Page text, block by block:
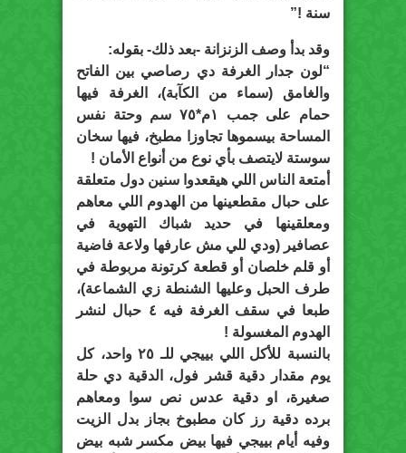
سنة !”
وقد بدأ وصف الزنزانة -بعد ذلك- بقوله:
“لون جدار الغرفة دي رصاصي بين الفاتح
والغامق (سماء من الكآبة)، الغرفة فيها
حمام على جمب ١م*٧٥ سم وحتة نفس
المساحة بيسموها تجاوزا مطبخ، فيها سخان
سوستة لايتصف بأي نوع من أنواع الأمان !
أمتعة الناس اللي هيقعدوا سنين دول متعلقة
على حبال مقطعينها من الهدوم اللي معاهم
ومعلقينها في حديد شباك التهوية في
عصافير (ودي للي مش عارفها ولاعة فاضية
أو قلم خلصان أو قطعة كرتونة مربوطة في
طرف الحبل وعليها الشنطة زي الشماعة)،
طبعا في سقف الغرفة فيه ٤ حبال لنشر
الهدوم المغسولة !
بالنسبة للأكل اللي بييجي للـ ٢٥ واحد، كل
يوم مقدار دقية قشر فول، الدقية دي حلة
صغيرة، او دقية عدس نص سوا ومعاهم
برده دقية رز كان مطبوخ بجاز بدل الزيت
وفيه أيام بييجي فيها بيض مكسر شبه بيض